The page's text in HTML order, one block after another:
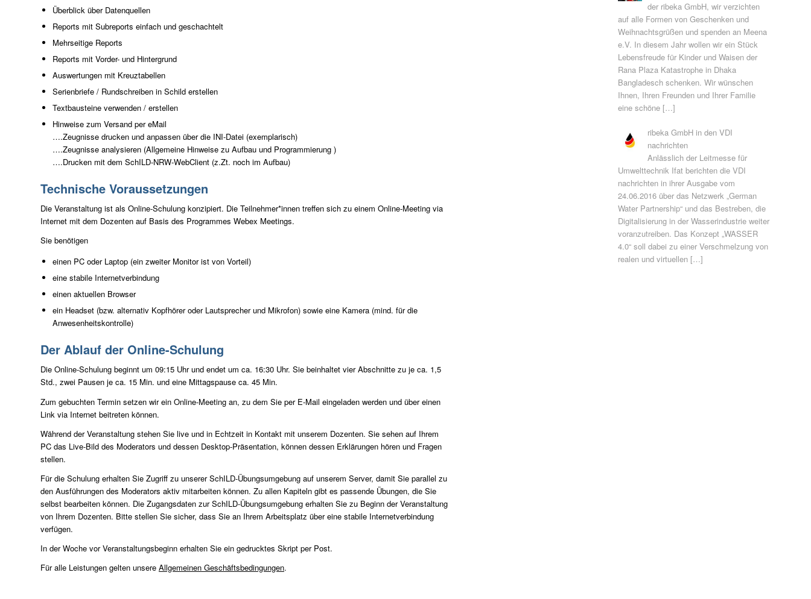
Überblick über Datenquellen
Reports mit Subreports einfach und geschachtelt
Mehrseitige Reports
Reports mit Vorder- und Hintergrund
Auswertungen mit Kreuztabellen
Serienbriefe / Rundschreiben in Schild erstellen
Textbausteine verwenden / erstellen
Hinweise zum Versand per eMail
….Zeugnisse drucken und anpassen über die INI-Datei (exemplarisch)
….Zeugnisse analysieren (Allgemeine Hinweise zu Aufbau und Programmierung )
….Drucken mit dem SchILD-NRW-WebClient (z.Zt. noch im Aufbau)
Technische Voraussetzungen
Die Veranstaltung ist als Online-Schulung konzipiert. Die Teilnehmer*innen treffen sich zu einem Online-Meeting via
Internet mit dem Dozenten auf Basis des Programmes Webex Meetings.
Sie benötigen
einen PC oder Laptop (ein zweiter Monitor ist von Vorteil)
eine stabile Internetverbindung
einen aktuellen Browser
ein Headset (bzw. alternativ Kopfhörer oder Lautsprecher und Mikrofon) sowie eine Kamera (mind. für die
Anwesenheitskontrolle)
Der Ablauf der Online-Schulung
Die Online-Schulung beginnt um 09:15 Uhr und endet um ca. 16:30 Uhr. Sie beinhaltet vier Abschnitte zu je ca. 1,5
Std., zwei Pausen je ca. 15 Min. und eine Mittagspause ca. 45 Min.
Zum gebuchten Termin setzen wir ein Online-Meeting an, zu dem Sie per E-Mail eingeladen werden und über einen
Link via Internet beitreten können.
Während der Veranstaltung stehen Sie live und in Echtzeit in Kontakt mit unserem Dozenten. Sie sehen auf Ihrem
PC das Live-Bild des Moderators und dessen Desktop-Präsentation, können dessen Erklärungen hören und Fragen
stellen.
Für die Schulung erhalten Sie Zugriff zu unserer SchILD-Übungsumgebung auf unserem Server, damit Sie parallel zu
den Ausführungen des Moderators aktiv mitarbeiten können. Zu allen Kapiteln gibt es passende Übungen, die Sie
selbst bearbeiten können. Die Zugangsdaten zur SchILD-Übungsumgebung erhalten Sie zu Beginn der Veranstaltung
von Ihrem Dozenten. Bitte stellen Sie sicher, dass Sie an Ihrem Arbeitsplatz über eine stabile Internetverbindung
verfügen.
In der Woche vor Veranstaltungsbeginn erhalten Sie ein gedrucktes Skript per Post.
Für alle Leistungen gelten unsere Allgemeinen Geschäftsbedingungen.
der ribeka GmbH, wir verzichten
auf alle Formen von Geschenken und
Weihnachtsgrüßen und spenden an Meena
e.V. In diesem Jahr wollen wir ein Stück
Lebensfreude für Kinder und Waisen der
Rana Plaza Katastrophe in Dhaka
Bangladesch schenken. Wir wünschen
Ihnen, Ihren Freunden und Ihrer Familie
eine schöne […]
ribeka GmbH in den VDI
nachrichten
Anlässlich der Leitmesse für
Umwelttechnik Ifat berichten die VDI
nachrichten in ihrer Ausgabe vom
24.06.2016 über das Netzwerk „German
Water Partnership“ und das Bestreben, die
Digitalisierung in der Wasserindustrie weiter
voranzutreiben. Das Konzept „WASSER
4.0“ soll dabei zu einer Verschmelzung von
realen und virtuellen […]